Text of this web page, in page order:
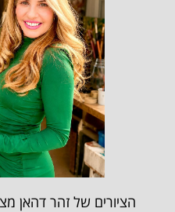
הציורים של זהר דהאן